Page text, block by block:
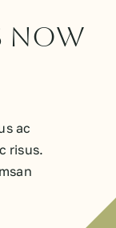
Now
ac
risus.